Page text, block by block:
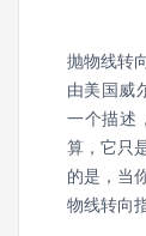
抛物线转
由美国威
一个描述
算，它只
的是，当
物线转向